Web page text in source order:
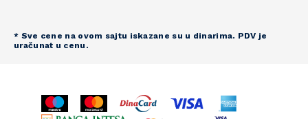
* Sve cene na ovom sajtu iskazane su u dinarima. PDV je
uračunat u cenu.